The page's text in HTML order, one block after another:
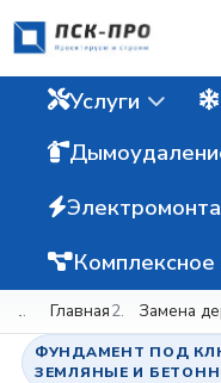
Услуги
Главная Замена
ФУНДАМЕНТ ПОД
ЗЕМЛЯНЫЕ И